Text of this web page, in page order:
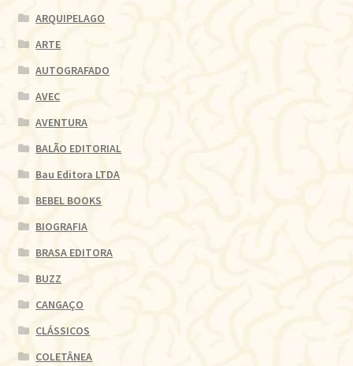
ARQUIPELAGO
ARTE
AUTOGRAFADO
AVEC
AVENTURA
BALÃO EDITORIAL
Bau Editora LTDA
BEBEL BOOKS
BIOGRAFIA
BRASA EDITORA
BUZZ
CANGAÇO
CLÁSSICOS
COLETÂNEA